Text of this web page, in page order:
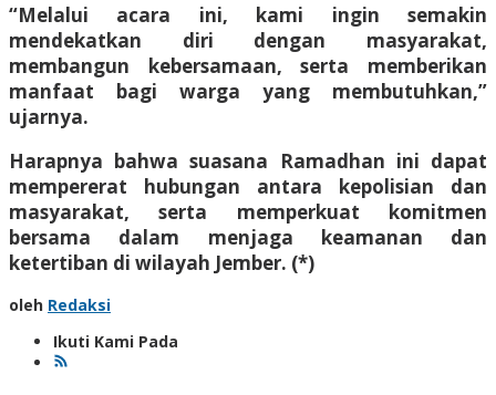
“Melalui acara ini, kami ingin semakin
mendekatkan diri dengan masyarakat,
membangun kebersamaan, serta memberikan
manfaat bagi warga yang membutuhkan,”
ujarnya.
Harapnya bahwa suasana Ramadhan ini dapat
mempererat hubungan antara kepolisian dan
masyarakat, serta memperkuat komitmen
bersama dalam menjaga keamanan dan
ketertiban di wilayah Jember. (*)
oleh Redaksi
Ikuti Kami Pada